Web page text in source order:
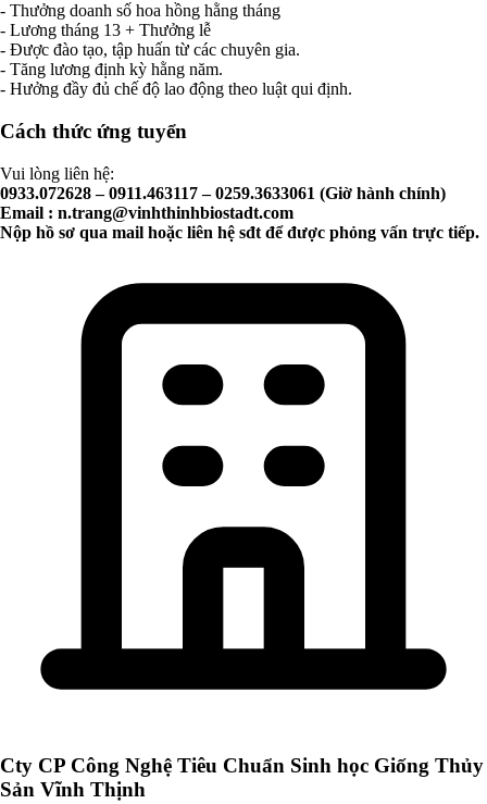
- Thưởng doanh số hoa hồng hằng tháng
- Lương tháng 13 + Thưởng lễ
- Được đào tạo, tập huấn từ các chuyên gia.
- Tăng lương định kỳ hằng năm.
- Hưởng đầy đủ chế độ lao động theo luật qui định.
Cách thức ứng tuyển
Vui lòng liên hệ:
0933.072628 – 0911.463117 – 0259.3633061 (Giờ hành chính)
Email : n.trang@vinhthinhbiostadt.com
Nộp hồ sơ qua mail hoặc liên hệ sđt để được phỏng vấn trực tiếp.
Cty CP Công Nghệ Tiêu Chuẩn Sinh học Giống Thủy
Sản Vĩnh Thịnh